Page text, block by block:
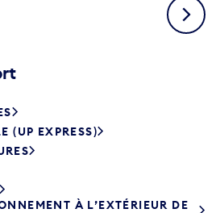
Suivant
(UP EXPRESS)
À L’EXTÉRIEUR DE